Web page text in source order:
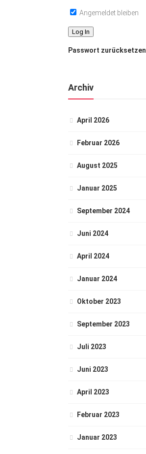
Angemeldet bleiben
Passwort zurücksetzen
Archiv
April 2026
Februar 2026
August 2025
Januar 2025
September 2024
Juni 2024
April 2024
Januar 2024
Oktober 2023
September 2023
Juli 2023
Juni 2023
April 2023
Februar 2023
Januar 2023